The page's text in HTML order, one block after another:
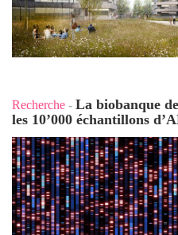
Recherche - La biobanque
les 10’000 échantillons